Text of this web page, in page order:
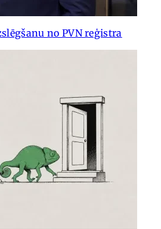
no PVN reģistra